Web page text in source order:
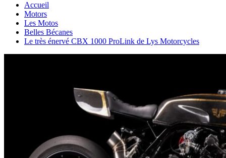
Accueil
Motors
Les Motos
Belles Bécanes
Le très énervé CBX 1000 ProLink de Lys Motorcycles